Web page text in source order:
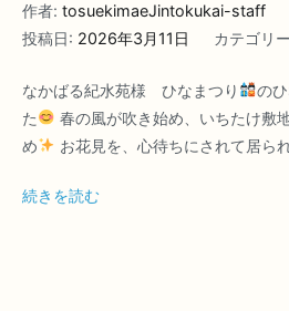
作者: tosuekimaeJintokukai-staff
投稿日: 2026年3月11日 カテゴリ
なかばる紀水苑様 ひなまつり
の
た
春の風が吹き始め、いちたけ敷
め
お花見を、心待ちにされて居ら
続きを読む